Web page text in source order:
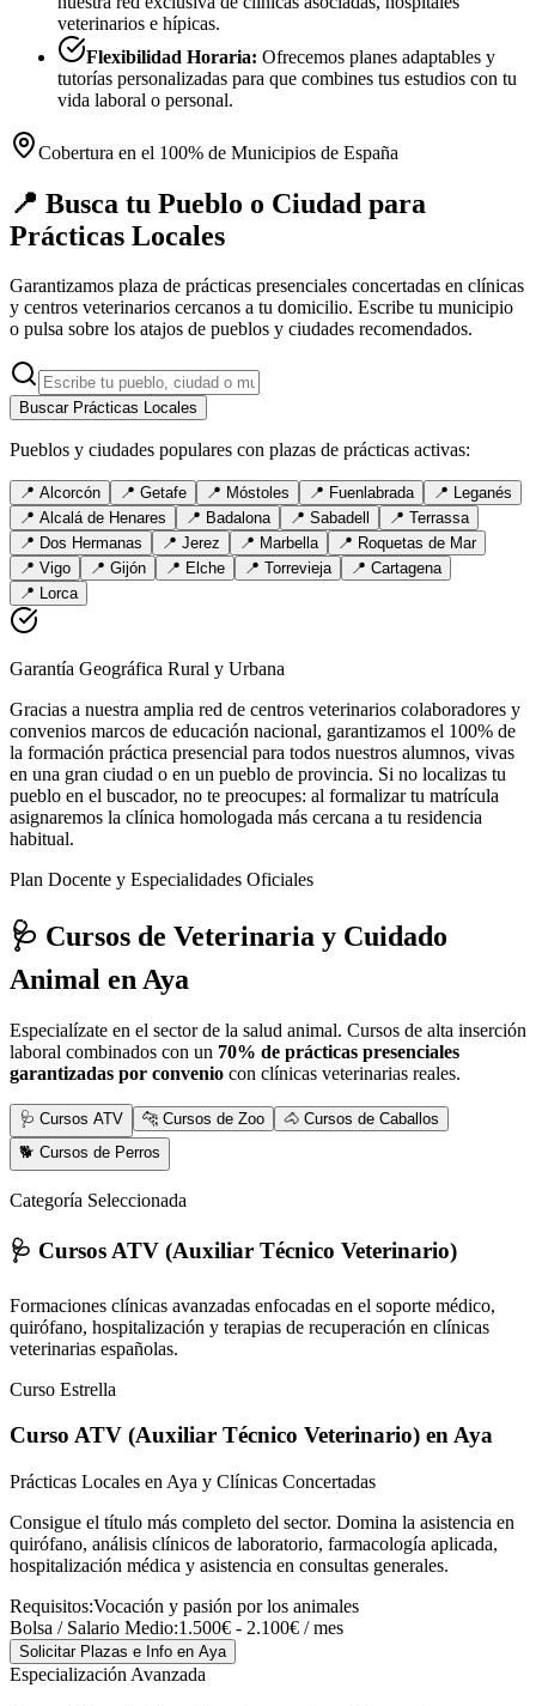
veterinarios e hípicas.
Flexibilidad Horaria: Ofrecemos planes adaptables y
tutorías personalizadas para que combines tus estudios con tu
vida laboral o personal.
Cobertura en el 100% de Municipios de España
📍 Busca tu Pueblo o Ciudad para
Prácticas Locales
Garantizamos plaza de prácticas presenciales concertadas en clínicas
y centros veterinarios cercanos a tu domicilio. Escribe tu municipio
o pulsa sobre los atajos de pueblos y ciudades recomendados.
Buscar Prácticas Locales
Pueblos y ciudades populares con plazas de prácticas activas:
📍 Alcorcón 📍 Getafe 📍 Móstoles 📍 Fuenlabrada 📍 Leganés
📍 Alcalá de Henares 📍 Badalona 📍 Sabadell 📍 Terrassa
📍 Dos Hermanas 📍 Jerez 📍 Marbella 📍 Roquetas de Mar
📍 Vigo 📍 Gijón 📍 Elche 📍 Torrevieja 📍 Cartagena
📍 Lorca
Garantía Geográfica Rural y Urbana
Gracias a nuestra amplia red de centros veterinarios colaboradores y
convenios marcos de educación nacional, garantizamos el 100% de
la formación práctica presencial para todos nuestros alumnos, vivas
en una gran ciudad o en un pueblo de provincia. Si no localizas tu
pueblo en el buscador, no te preocupes: al formalizar tu matrícula
asignaremos la clínica homologada más cercana a tu residencia
habitual.
Plan Docente y Especialidades Oficiales
🩺 Cursos de Veterinaria y Cuidado
Animal en Aya
Especialízate en el sector de la salud animal. Cursos de alta inserción
laboral combinados con un 70% de prácticas presenciales
garantizadas por convenio con clínicas veterinarias reales.
🩺 Cursos ATV 🐆 Cursos de Zoo
🐴 Cursos de Caballos
🐕 Cursos de Perros
Categoría Seleccionada
🩺 Cursos ATV (Auxiliar Técnico Veterinario)
Formaciones clínicas avanzadas enfocadas en el soporte médico,
quirófano, hospitalización y terapias de recuperación en clínicas
veterinarias españolas.
Curso Estrella
Curso ATV (Auxiliar Técnico Veterinario) en Aya
Prácticas Locales en Aya y Clínicas Concertadas
Consigue el título más completo del sector. Domina la asistencia en
quirófano, análisis clínicos de laboratorio, farmacología aplicada,
hospitalización médica y asistencia en consultas generales.
Requisitos:Vocación y pasión por los animales
Bolsa / Salario Medio:1.500€ - 2.100€ / mes
Solicitar Plazas e Info en Aya
Especialización Avanzada